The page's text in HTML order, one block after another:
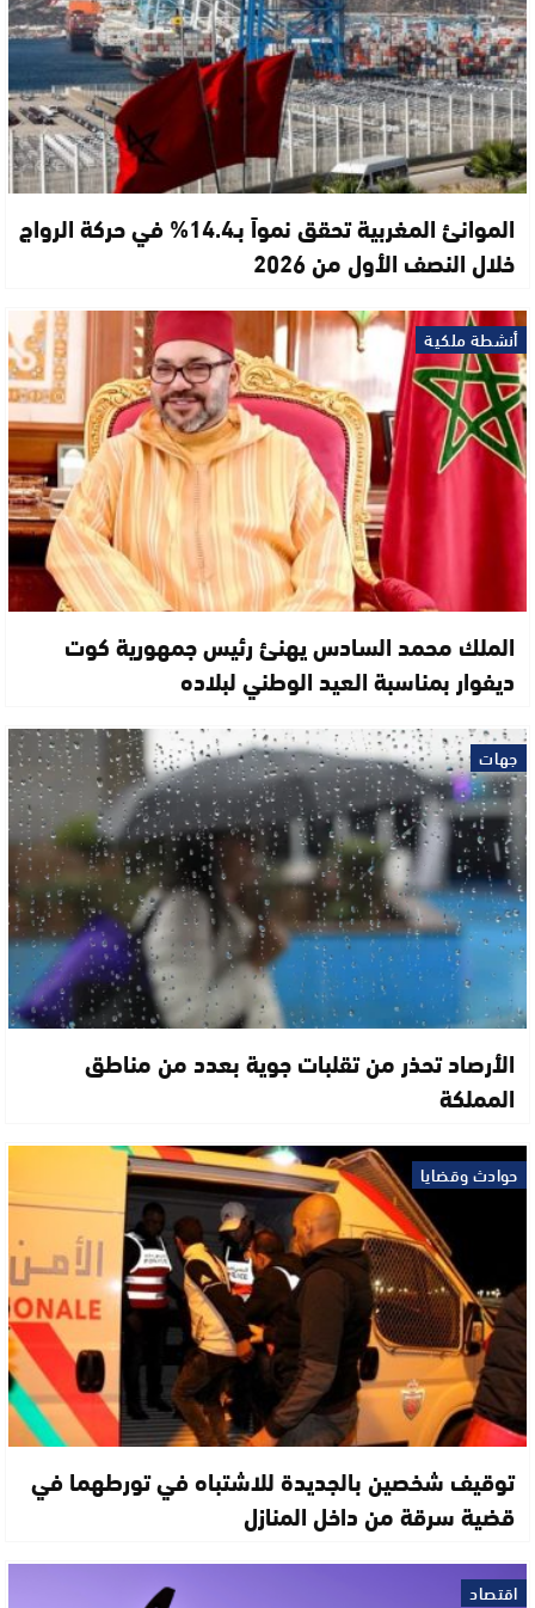
الموانئ المغربية تحقق نمواً بـ14.4% في حركة الرواج
خلال النصف الأول من 2026
أنشطة ملكية
الملك محمد السادس يهنئ رئيس جمهورية كوت
ديفوار بمناسبة العيد الوطني لبلاده
جهات
الأرصاد تحذر من تقلبات جوية بعدد من مناطق
المملكة
حوادث وقضايا
توقيف شخصين بالجديدة للاشتباه في تورطهما في
قضية سرقة من داخل المنازل
اقتصاد